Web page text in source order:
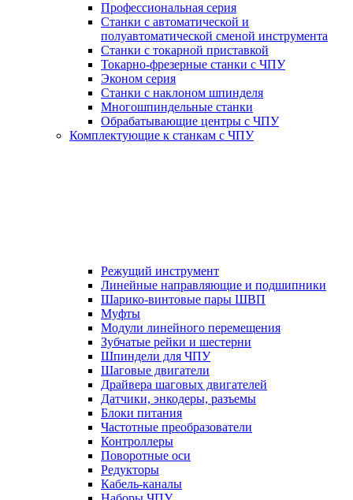
Профессиональная серия
Станки с автоматической и
полуавтоматической сменой инструмента
Станки с токарной приставкой
Токарно-фрезерные станки с ЧПУ
Эконом серия
Станки с наклоном шпинделя
Многошпиндельные станки
Обрабатывающие центры с ЧПУ
Комплектующие к станкам с ЧПУ
Режущий инструмент
Линейные направляющие и подшипники
Шарико-винтовые пары ШВП
Муфты
Модули линейного перемещения
Зубчатые рейки и шестерни
Шпиндели для ЧПУ
Шаговые двигатели
Драйвера шаговых двигателей
Датчики, энкодеры, разъемы
Блоки питания
Частотные преобразователи
Контроллеры
Поворотные оси
Редукторы
Кабель-каналы